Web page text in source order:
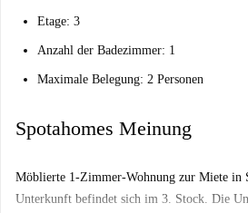
Etage: 3
Anzahl der Badezimmer: 1
Maximale Belegung: 2 Personen
Spotahomes Meinung
Möblierte 1-Zimmer-Wohnung zur Miete in
Unterkunft befindet sich im 3. Stock. Die